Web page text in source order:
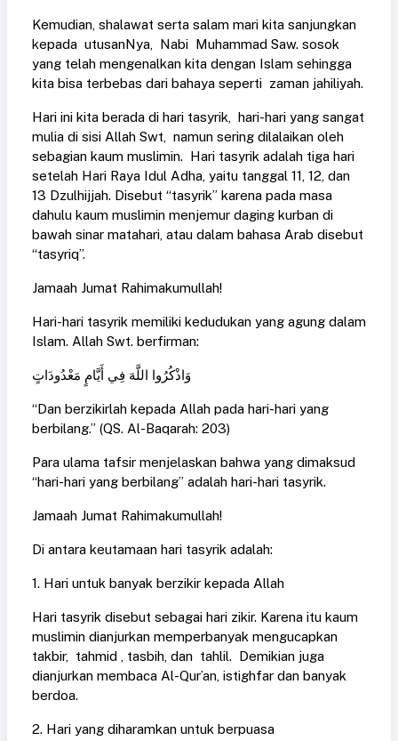
Kemudian, shalawat serta salam mari kita sanjungkan
kepada utusanNya, Nabi Muhammad Saw. sosok
yang telah mengenalkan kita dengan Islam sehingga
kita bisa terbebas dari bahaya seperti zaman jahiliyah.
Hari ini kita berada di hari tasyrik, hari-hari yang sangat
mulia di sisi Allah Swt, namun sering dilalaikan oleh
sebagian kaum muslimin. Hari tasyrik adalah tiga hari
setelah Hari Raya Idul Adha, yaitu tanggal 11, 12, dan
13 Dzulhijjah. Disebut “tasyrik” karena pada masa
dahulu kaum muslimin menjemur daging kurban di
bawah sinar matahari, atau dalam bahasa Arab disebut
“tasyriq”.
Jamaah Jumat Rahimakumullah!
Hari-hari tasyrik memiliki kedudukan yang agung dalam
Islam. Allah Swt. berfirman:
“Dan berzikirlah kepada Allah pada hari-hari yang
berbilang.” (QS. Al-Baqarah: 203)
Para ulama tafsir menjelaskan bahwa yang dimaksud
“hari-hari yang berbilang” adalah hari-hari tasyrik.
Jamaah Jumat Rahimakumullah!
Di antara keutamaan hari tasyrik adalah:
1. Hari untuk banyak berzikir kepada Allah
Hari tasyrik disebut sebagai hari zikir. Karena itu kaum
muslimin dianjurkan memperbanyak mengucapkan
takbir, tahmid , tasbih, dan tahlil. Demikian juga
dianjurkan membaca Al-Qur’an, istighfar dan banyak
berdoa.
2. Hari yang diharamkan untuk berpuasa